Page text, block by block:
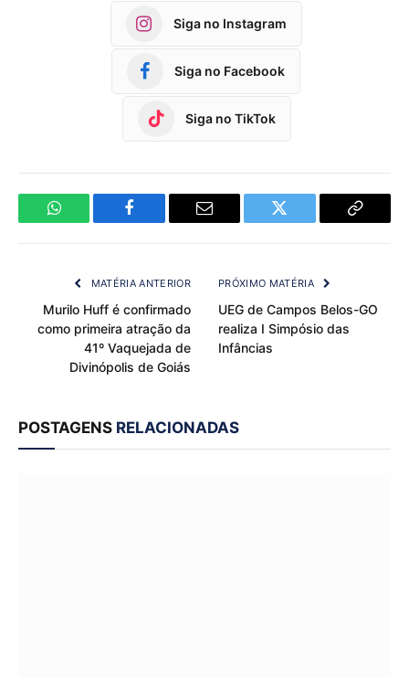
Siga no Instagram
Siga no Facebook
Siga no TikTok
WhatsApp Facebook Email Twitter
Copy
MATÉRIA ANTERIOR
Murilo Huff é confirmado
como primeira atração da
41º Vaquejada de
Divinópolis de Goiás
PRÓXIMO MATÉRIA
UEG de Campos Belos-GO
realiza I Simpósio das
Infâncias
POSTAGENS RELACIONADAS